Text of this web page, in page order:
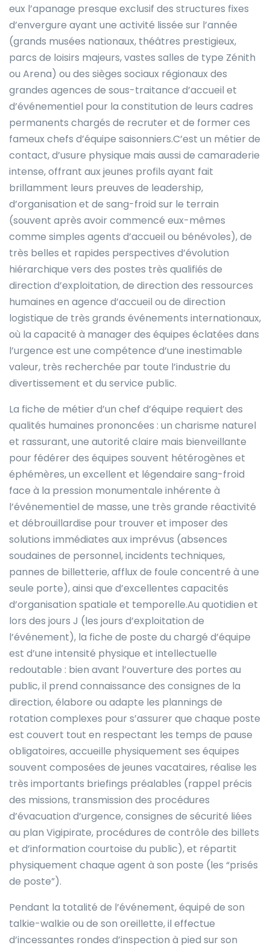
eux l’apanage presque exclusif des structures fixes
d’envergure ayant une activité lissée sur l’année
(grands musées nationaux, théâtres prestigieux,
parcs de loisirs majeurs, vastes salles de type Zénith
ou Arena) ou des sièges sociaux régionaux des
grandes agences de sous-traitance d’accueil et
d’événementiel pour la constitution de leurs cadres
permanents chargés de recruter et de former ces
fameux chefs d’équipe saisonniers.C’est un métier de
contact, d’usure physique mais aussi de camaraderie
intense, offrant aux jeunes profils ayant fait
brillamment leurs preuves de leadership,
d’organisation et de sang-froid sur le terrain
(souvent après avoir commencé eux-mêmes
comme simples agents d’accueil ou bénévoles), de
très belles et rapides perspectives d’évolution
hiérarchique vers des postes très qualifiés de
direction d’exploitation, de direction des ressources
humaines en agence d’accueil ou de direction
logistique de très grands événements internationaux,
où la capacité à manager des équipes éclatées dans
l’urgence est une compétence d’une inestimable
valeur, très recherchée par toute l’industrie du
divertissement et du service public.
La fiche de métier d’un chef d’équipe requiert des
qualités humaines prononcées : un charisme naturel
et rassurant, une autorité claire mais bienveillante
pour fédérer des équipes souvent hétérogènes et
éphémères, un excellent et légendaire sang-froid
face à la pression monumentale inhérente à
l’événementiel de masse, une très grande réactivité
et débrouillardise pour trouver et imposer des
solutions immédiates aux imprévus (absences
soudaines de personnel, incidents techniques,
pannes de billetterie, afflux de foule concentré à une
seule porte), ainsi que d’excellentes capacités
d’organisation spatiale et temporelle.Au quotidien et
lors des jours J (les jours d’exploitation de
l’événement), la fiche de poste du chargé d’équipe
est d’une intensité physique et intellectuelle
redoutable : bien avant l’ouverture des portes au
public, il prend connaissance des consignes de la
direction, élabore ou adapte les plannings de
rotation complexes pour s’assurer que chaque poste
est couvert tout en respectant les temps de pause
obligatoires, accueille physiquement ses équipes
souvent composées de jeunes vacataires, réalise les
très importants briefings préalables (rappel précis
des missions, transmission des procédures
d’évacuation d’urgence, consignes de sécurité liées
au plan Vigipirate, procédures de contrôle des billets
et d’information courtoise du public), et répartit
physiquement chaque agent à son poste (les “prisés
de poste”).
Pendant la totalité de l’événement, équipé de son
talkie-walkie ou de son oreillette, il effectue
d’incessantes rondes d’inspection à pied sur son